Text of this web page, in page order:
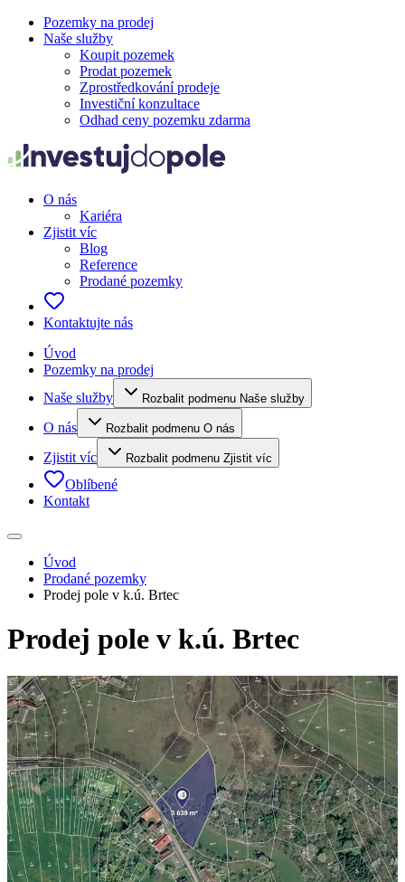
Pozemky na prodej
Naše služby
Koupit pozemek
Prodat pozemek
Zprostředkování prodeje
Investiční konzultace
Odhad ceny pozemku zdarma
O nás
Kariéra
Zjistit víc
Blog
Reference
Prodané pozemky
Kontaktujte nás
Úvod
Pozemky na prodej
Naše služby
Rozbalit podmenu Naše služby
O nás Rozbalit podmenu O nás
Zjistit víc Rozbalit podmenu Zjistit víc
Oblíbené
Kontakt
Úvod
Prodané pozemky
Prodej pole v k.ú. Brtec
Prodej pole v k.ú. Brtec